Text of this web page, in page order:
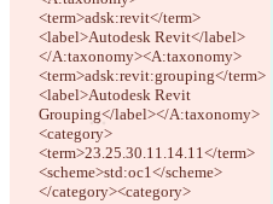
<term>adsk:revit</term>
<label>Autodesk Revit</label>
</A:taxonomy><A:taxonomy>
<term>adsk:revit:grouping</term>
<label>Autodesk Revit
Grouping</label></A:taxonomy>
<category>
<term>23.25.30.11.14.11</term>
<scheme>std:oc1</scheme>
</category><category>
Texto modificado
Encontrar la diferencia
© 2026 Checker Software Inc.
Contacto
CLI